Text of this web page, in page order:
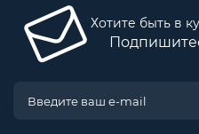
Хотите быть в